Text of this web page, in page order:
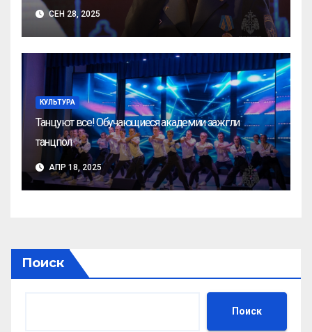
СЕН 28, 2025
КУЛЬТУРА
Танцуют все! Обучающиеся академии зажгли
танцпол
АПР 18, 2025
Поиск
Поиск